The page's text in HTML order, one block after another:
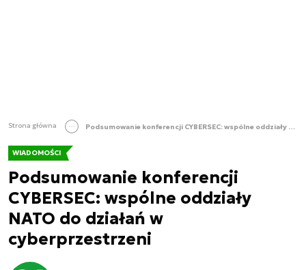
Strona główna Podsumowanie konferencji CYBERSEC: wspólne oddziały NATO do działań w cyberprzestrzeni
WIADOMOŚCI
Podsumowanie konferencji
CYBERSEC: wspólne oddziały
NATO do działań w
cyberprzestrzeni